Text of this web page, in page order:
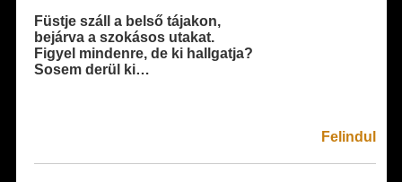
Füstje száll a belső tájakon,
bejárva a szokásos utakat.
Figyel mindenre, de ki hallgatja?
Sosem derül ki…
Felindul